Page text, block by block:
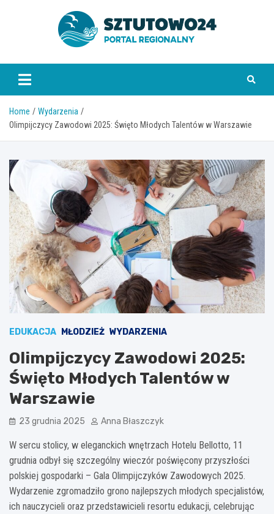
www.sztutowo24.pl
Home
Wydarzenia
Olimpijczycy Zawodowi 2025: Święto Młodych Talentów w Warszawie
EDUKACJA MŁODZIEŻ WYDARZENIA
Olimpijczycy Zawodowi 2025:
Święto Młodych Talentów w
Warszawie
23 grudnia 2025 Anna Błaszczyk
W sercu stolicy, w eleganckich wnętrzach Hotelu Bellotto, 11
grudnia odbył się szczególny wieczór poświęcony przyszłości
polskiej gospodarki – Gala Olimpijczyków Zawodowych 2025.
Wydarzenie zgromadziło grono najlepszych młodych specjalistów,
ich nauczycieli oraz przedstawicieli resortu edukacji, celebrując